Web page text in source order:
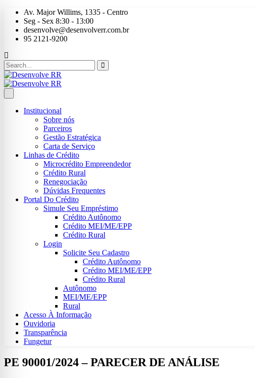
Av. Major Willims, 1335 - Centro
Seg - Sex 8:30 - 13:00
desenvolve@desenvolverr.com.br
95 2121-9200
Institucional
Sobre nós
Parceiros
Gestão Estratégica
Carta de Serviço
Linhas de Crédito
Microcrédito Empreendedor
Crédito Rural
Renegociação
Dúvidas Frequentes
Portal Do Crédito
Simule Seu Empréstimo
Crédito Autônomo
Crédito MEI/ME/EPP
Crédito Rural
Login
Solicite Seu Cadastro
Crédito Autônomo
Crédito MEI/ME/EPP
Crédito Rural
Autônomo
MEI/ME/EPP
Rural
Acesso À Informação
Ouvidoria
Transparência
Fungetur
PE 90001/2024 – PARECER DE ANÁLISE